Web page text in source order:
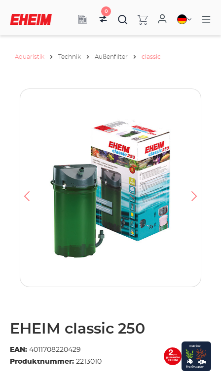
0
Aquaristik Technik Außenfilter classic
EHEIM classic 250
EAN: 4011708220429
Produktnummer: 2213010